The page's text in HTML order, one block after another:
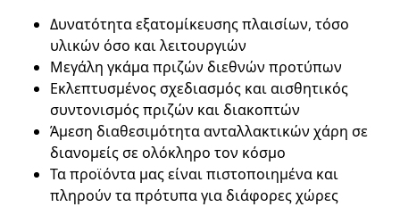
Δυνατότητα εξατομίκευσης πλαισίων, τόσο
υλικών όσο και λειτουργιών
Μεγάλη γκάμα πριζών διεθνών προτύπων
Εκλεπτυσμένος σχεδιασμός και αισθητικός
συντονισμός πριζών και διακοπτών
Άμεση διαθεσιμότητα ανταλλακτικών χάρη σε
διανομείς σε ολόκληρο τον κόσμο
Τα προϊόντα μας είναι πιστοποιημένα και
πληρούν τα πρότυπα για διάφορες χώρες